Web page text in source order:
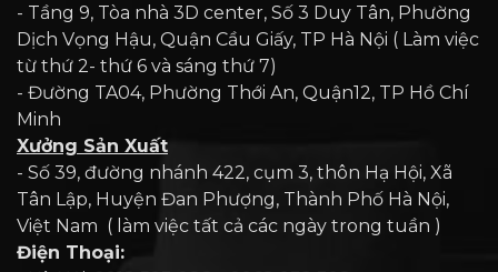
- Tầng 9, Tòa nhà 3D center, Số 3 Duy Tân, Phường
Dịch Vọng Hậu, Quận Cầu Giấy, TP Hà Nội ( Làm việc
từ thứ 2- thứ 6 và sáng thứ 7)
- Đường TA04, Phường Thới An, Quận12, TP Hồ Chí
Minh
Xưởng Sản Xuất
- Số 39, đường nhánh 422, cụm 3, thôn Hạ Hội, Xã
Tân Lập, Huyện Đan Phượng, Thành Phố Hà Nội,
Việt Nam ( làm việc tất cả các ngày trong tuần )
Điện Thoại: